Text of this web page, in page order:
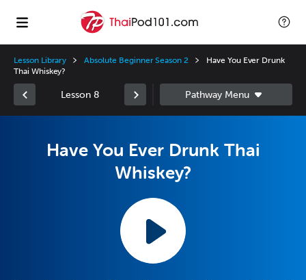
Lesson Library Absolute Beginner Season 2
Have You Ever Drunk
Thai Whiskey?
Lesson 8
Have You Ever Drunk Thai
Whiskey?